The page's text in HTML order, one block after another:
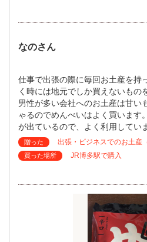
なのさん
仕事で出張の際に毎回お土産を持
く時には地元でしか買えないもの
男性が多い会社へのお土産は甘い
ゃるのでめんべいはよく買います
が出ているので、よく利用してい
贈った 出張・ビジネスでのお土産
買った場所
JR博多駅で購入